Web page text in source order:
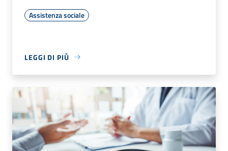
Assistenza sociale
LEGGI DI PIÙ